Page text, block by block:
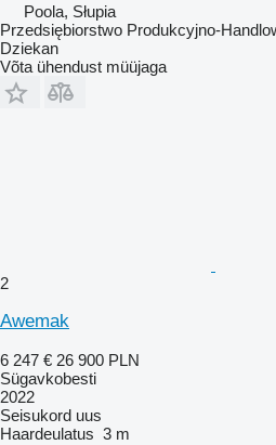
Poola, Słupia
Przedsiębiorstwo Produkcyjno-
Dziekan
Võta ühendust müüjaga
2
Awemak
6 247 € 26 900 PLN
Sügavkobesti
2022
Seisukord uus
Haardeulatus 3 m